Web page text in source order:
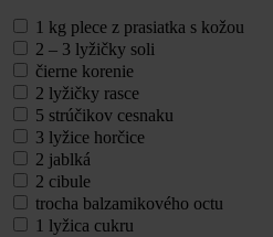
1 kg plece z prasiatka s kožou
2 – 3 lyžičky soli
čierne korenie
2 lyžičky rasce
5 strúčikov cesnaku
3 lyžice horčice
2 jablká
2 cibule
trocha balzamikového octu
1 lyžica cukru